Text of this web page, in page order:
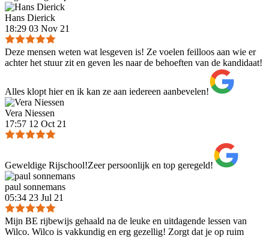
Hans Dierick
18:29 03 Nov 21
Deze mensen weten wat lesgeven is! Ze voelen feilloos aan wie er
achter het stuur zit en geven les naar de behoeften van de kandidaat!
Alles klopt hier en ik kan ze aan iedereen aanbevelen!
Vera Niessen
17:57 12 Oct 21
Geweldige Rijschool!Zeer persoonlijk en top geregeld!
paul sonnemans
05:34 23 Jul 21
Mijn BE rijbewijs gehaald na de leuke en uitdagende lessen van
Wilco. Wilco is vakkundig en erg gezellig! Zorgt dat je op ruim